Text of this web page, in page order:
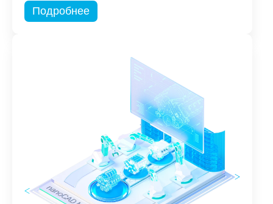
Подробнее